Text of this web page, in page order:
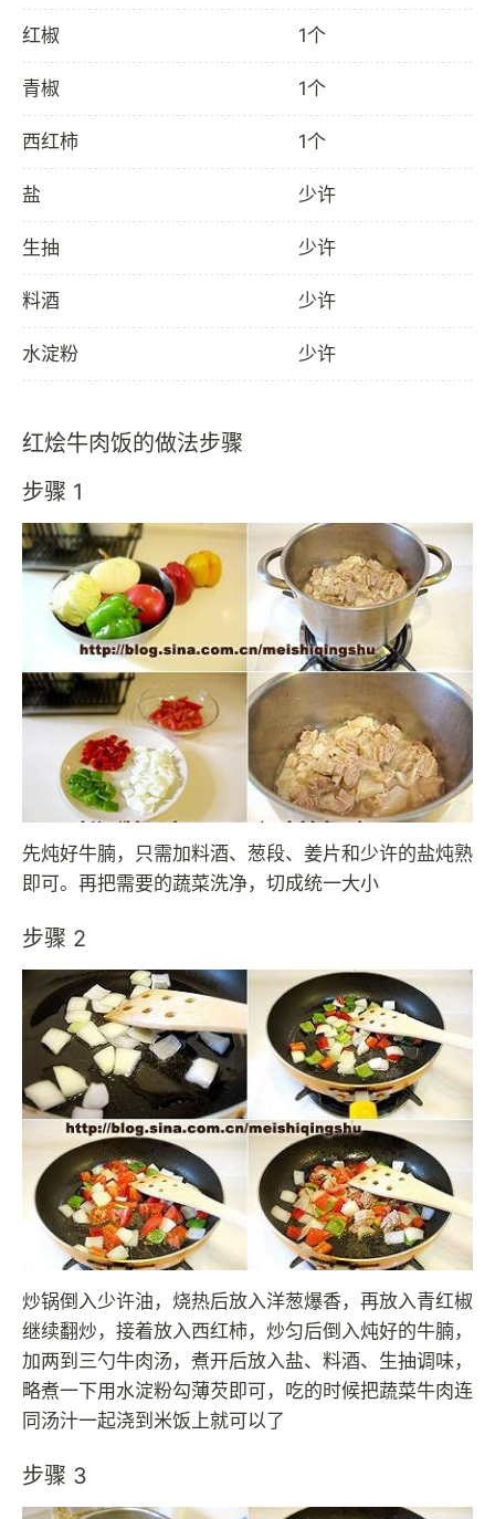
红椒 1个
青椒 1个
西红柿 1个
盐 少许
生抽 少许
料酒 少许
水淀粉 少许
红烩牛肉饭的做法步骤
步骤 1
先炖好牛腩，只需加料酒、葱段、姜片和少许的盐炖熟
即可。再把需要的蔬菜洗净，切成统一大小
步骤 2
炒锅倒入少许油，烧热后放入洋葱爆香，再放入青红椒
继续翻炒，接着放入西红柿，炒匀后倒入炖好的牛腩，
加两到三勺牛肉汤，煮开后放入盐、料酒、生抽调味，
略煮一下用水淀粉勾薄芡即可，吃的时候把蔬菜牛肉连
同汤汁一起浇到米饭上就可以了
步骤 3